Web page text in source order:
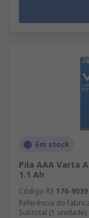
Em stock
Pila AAA Varta
1.1 Ah
Código RS 176-9039
Referência do
Subtotal (1 unidade)